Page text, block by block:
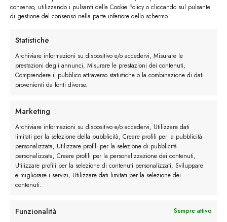
consenso, utilizzando i pulsanti della Cookie Policy o cliccando sul pulsante
di gestione del consenso nella parte inferiore dello schermo.
Statistiche
Archiviare informazioni su dispositivo e/o accedervi, Misurare le
prestazioni degli annunci, Misurare le prestazioni dei contenuti,
Comprendere il pubblico attraverso statistiche o la combinazione di dati
provenienti da fonti diverse.
Marketing
Archiviare informazioni su dispositivo e/o accedervi, Utilizzare dati
limitati per la selezione della pubblicità, Creare profili per la pubblicità
personalizzata, Utilizzare profili per la selezione di pubblicità
personalizzata, Creare profili per la personalizzazione dei contenuti,
Utilizzare profili per la selezione di contenuti personalizzati, Sviluppare
e migliorare i servizi, Utilizzare dati limitati per la selezione dei
contenuti.
Funzionalità
Sempre attivo
Stivaletto Brogue Stringato in Pelle quantità
Descrizione
Maggiori dettagli